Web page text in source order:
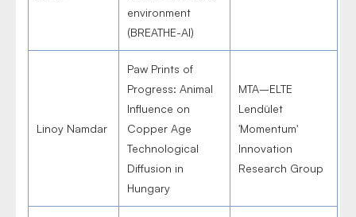
environment
(BREATHE-AI)
Linoy Namdar
Paw Prints of
Progress: Animal
Influence on
Copper Age
Technological
Diffusion in
Hungary
MTA–ELTE
Lendület
'Momentum'
Innovation
Research Group